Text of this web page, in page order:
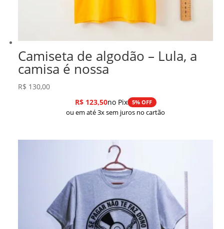
Camiseta de algodão – Lula, a
camisa é nossa
R$ 130,00
R$123,50no Pix 5% OFF
ou em até 3x sem juros no cartão